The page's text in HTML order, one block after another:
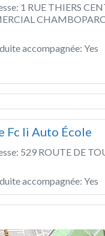
1 RUE THIERS
CHAMBOPARC
accompagnée: Yes
Fc Ii Auto École
529 ROUTE DE
accompagnée: Yes